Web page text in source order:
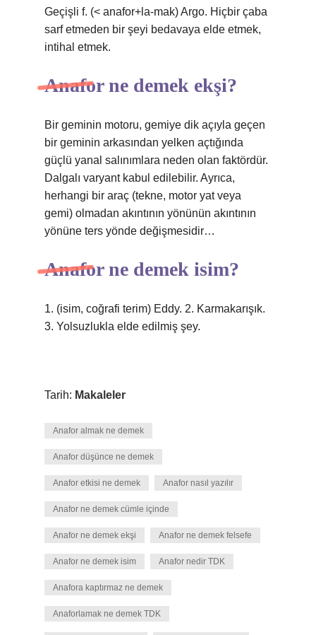
Geçişli f. (< anafor+la-mak) Argo. Hiçbir çaba
sarf etmeden bir şeyi bedavaya elde etmek,
intihal etmek.
Anafor ne demek ekşi?
Bir geminin motoru, gemiye dik açıyla geçen
bir geminin arkasından yelken açtığında
güçlü yanal salınımlara neden olan faktördür.
Dalgalı varyant kabul edilebilir. Ayrıca,
herhangi bir araç (tekne, motor yat veya
gemi) olmadan akıntının yönünün akıntının
yönüne ters yönde değişmesidir…
Anafor ne demek isim?
1. (isim, coğrafi terim) Eddy. 2. Karmakarışık.
3. Yolsuzlukla elde edilmiş şey.
Tarih: Makaleler
Anafor almak ne demek
Anafor düşünce ne demek
Anafor etkisi ne demek Anafor nasıl yazılır
Anafor ne demek cümle içinde
Anafor ne demek ekşi Anafor ne demek felsefe
Anafor ne demek isim Anafor nedir TDK
Anafora kaptırmaz ne demek
Anaforlamak ne demek TDK